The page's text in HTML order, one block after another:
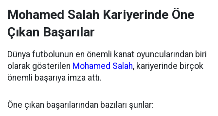
Mohamed Salah Kariyerinde Öne
Çıkan Başarılar
Dünya futbolunun en önemli kanat oyuncularından biri
olarak gösterilen Mohamed Salah, kariyerinde birçok
önemli başarıya imza attı.
Öne çıkan başarılarından bazıları şunlar: